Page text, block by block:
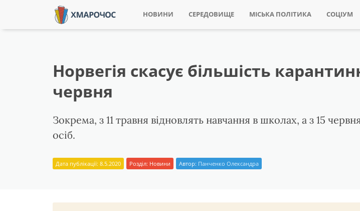
НОВИНИ СЕРЕДОВИЩЕ МІСЬКА ПОЛІТИКА СОЦІУМ
Норвегія скасує більшість
червня
Зокрема, з 11 травня відновлять навчання в школах, а з 15
осіб.
Дата публікації: 8.5.2020 Розділ: Новини Автор: Панченко Олександра